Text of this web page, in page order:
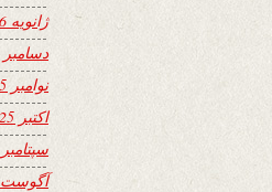
ژانویه 2026
دسامبر 2025
نوامبر 2025
اکتبر 2025
سپتامبر 2025
آگوست 2025